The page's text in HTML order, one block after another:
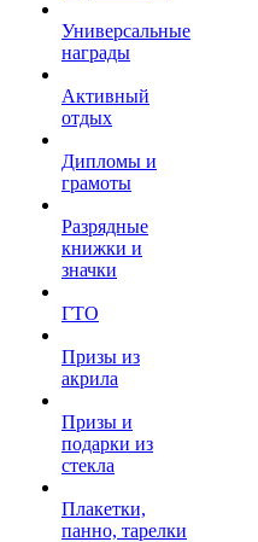
Универсальные
награды
Активный
отдых
Дипломы и
грамоты
Разрядные
книжки и
значки
ГТО
Призы из
акрила
Призы и
подарки из
стекла
Плакетки,
панно, тарелки